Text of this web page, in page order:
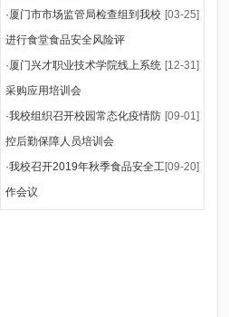
[03-25]
·厦门市市场监管局检查组到我校
进行食堂食品安全风险评
[12-31]
·厦门兴才职业技术学院线上系统
采购应用培训会
[09-01]
·我校组织召开校园常态化疫情防
控后勤保障人员培训会
[09-20]
·我校召开2019年秋季食品安全工
作会议